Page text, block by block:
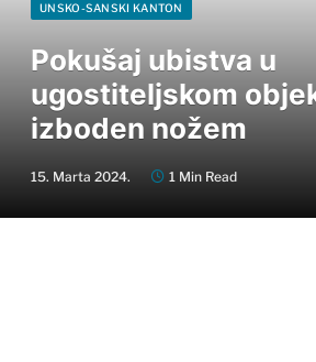
UNSKO-SANSKI KANTON
Pokušaj ubistva u
ugostiteljskom
izboden nožem
15. Marta 2024. 1 Min Read